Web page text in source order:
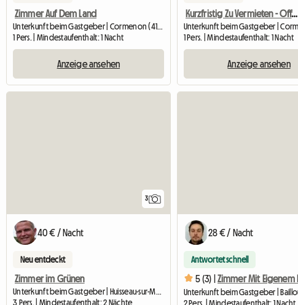
Zimmer Auf Dem Land
1 Pers. | Mindestaufenthalt: 1 Nacht
Anzeige ansehen
Kurzfristig Zu Vermieten - Offene Landschaft
1 Pers. | Mindestaufenthalt: 1 Nacht
Anzeige ansehen
3
40 € / Nacht
Neu entdeckt
Zimmer im Grünen
Unterkunft beim Gastgeber | Huisseau-sur-Mauves (45130) | 24 M2
3 Pers. | Mindestaufenthalt: 2 Nächte
28 € / Nacht
Antwortet schnell
5 (3) |
2 Pers. | Mindestaufenthalt: 1 Nacht